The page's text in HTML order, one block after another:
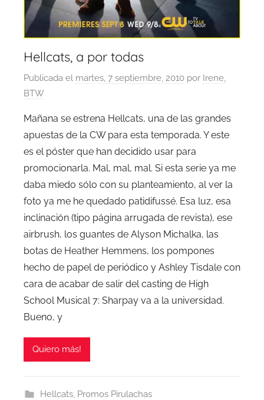
Hellcats, a por todas
Publicada el martes, 7 septiembre, 2010 por Irene,
BTW
Mañana se estrena Hellcats, una de las grandes
apuestas de la CW para esta temporada. Y este
es el póster que han decidido usar para
promocionarla. Mal, mal, mal. Si esta serie ya me
daba miedo sólo con su planteamiento, al ver la
foto ya me he quedado patidifussé. Esa luz, esa
inclinación (tipo página arrugada de revista), ese
airbrush, los guantes de Alyson Michalka, las
botas de Heather Hemmens, los pompones
hecho de papel de periódico y Ashley Tisdale con
cara de acabar de salir del casting de High
School Musical 7: Sharpay va a la universidad.
Bueno, y
Quiero más!
Hellcats, Promos Pirulachas